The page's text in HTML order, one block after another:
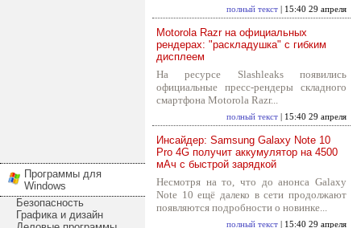
Программы для
Windows
Безопасность
Графика и дизайн
полный текст | 15:40 29 апреля
Motorola Razr на официальных
рендерах: "раскладушка" с гибким
дисплеем
На ресурсе Slashleaks появились
официальные пресс-рендеры складного
смартфона Motorola Razr...
полный текст | 15:40 29 апреля
Инсайдер: Samsung Galaxy Note 10
Pro 4G получит аккумулятор на 4500
мАч с быстрой зарядкой
Несмотря на то, что до анонса Galaxy
Note 10 ещё далеко в сети продолжают
появляются подробности о новинке...
полный текст | 15:40 29 апреля